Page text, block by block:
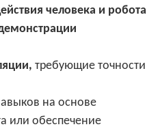
человека и робота
требующие точности
на основе
или обеспечение